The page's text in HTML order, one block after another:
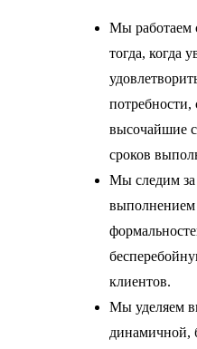
Мы работаем
тогда, когда
потребности,
высочайшие
сроков
Мы следим
выполнением
клиентов.
Мы уделяем
динамичной,